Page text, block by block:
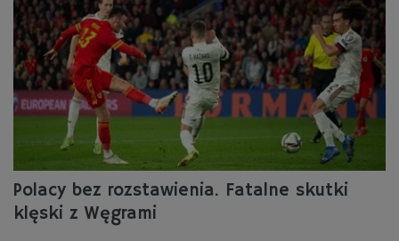
Polacy bez rozstawienia. Fatalne skutki
klęski z Węgrami